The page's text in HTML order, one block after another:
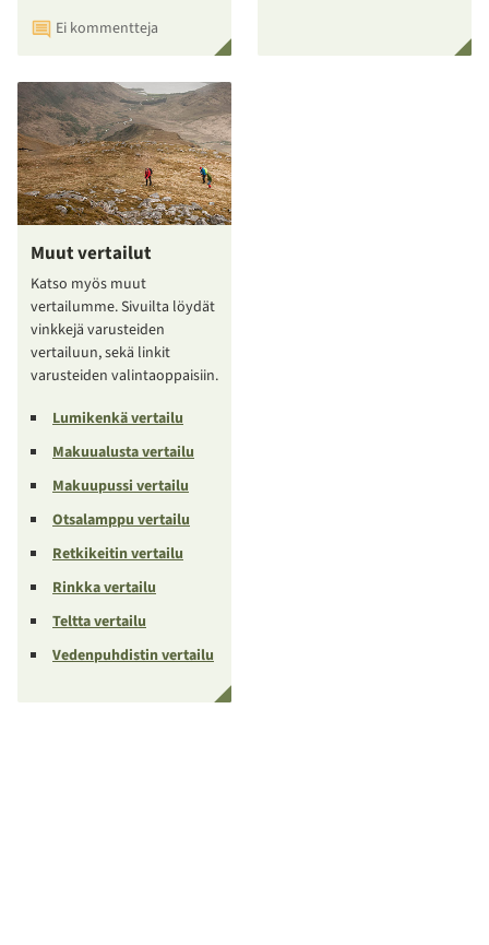
Ei kommentteja
Muut vertailut
Katso myös muut
vertailumme. Sivuilta löydät
vinkkejä varusteiden
vertailuun, sekä linkit
varusteiden valintaoppaisiin.
Lumikenkä vertailu
Makuualusta vertailu
Makuupussi vertailu
Otsalamppu vertailu
Retkikeitin vertailu
Rinkka vertailu
Teltta vertailu
Vedenpuhdistin vertailu